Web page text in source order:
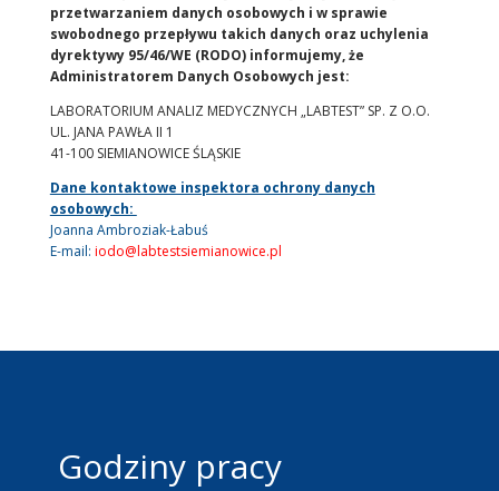
przetwarzaniem danych osobowych i w sprawie
swobodnego przepływu takich danych oraz uchylenia
dyrektywy 95/46/WE (RODO) informujemy, że
Administratorem Danych Osobowych jest:
LABORATORIUM ANALIZ MEDYCZNYCH „LABTEST” SP. Z O.O.
UL. JANA PAWŁA II 1
41-100 SIEMIANOWICE ŚLĄSKIE
Dane kontaktowe inspektora ochrony danych
osobowych:
Joanna Ambroziak-Łabuś
E-mail: iodo@labtestsiemianowice.pl
Godziny pracy